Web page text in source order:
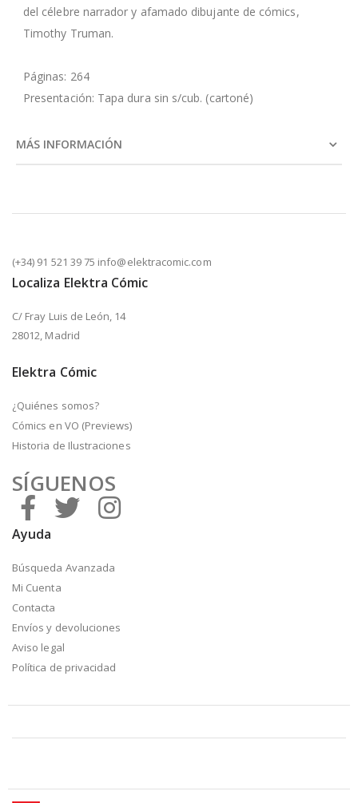
del célebre narrador y afamado dibujante de cómics,
Timothy Truman.
Páginas: 264
Presentación: Tapa dura sin s/cub. (cartoné)
MÁS INFORMACIÓN
(+34) 91 521 39 75 info@elektracomic.com
Localiza Elektra Cómic
C/ Fray Luis de León, 14
28012, Madrid
Elektra Cómic
¿Quiénes somos?
Cómics en VO (Previews)
Historia de Ilustraciones
SÍGUENOS
Ayuda
Búsqueda Avanzada
Mi Cuenta
Contacta
Envíos y devoluciones
Aviso legal
Política de privacidad